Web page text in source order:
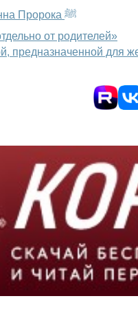
День Ашура-2026: история, достоинства поста и сунна Пророка ﷺ
от родителей»
предназначенной для